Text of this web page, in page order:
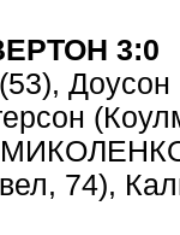
3:0
Доусон
74),